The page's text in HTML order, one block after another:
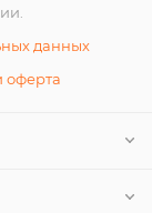
данных
оферта